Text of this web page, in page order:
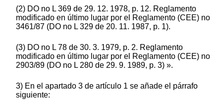
(2) DO no L 369 de 29. 12. 1978, p. 12. Reglamento
modificado en último lugar por el Reglamento (CEE) no
3461/87 (DO no L 329 de 20. 11. 1987, p. 1).
(3) DO no L 78 de 30. 3. 1979, p. 2. Reglamento
modificado en último lugar por el Reglamento (CEE) no
2903/89 (DO no L 280 de 29. 9. 1989, p. 3) ».
3) En el apartado 3 de artículo 1 se añade el párrafo
siguiente: